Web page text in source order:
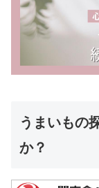
うまいもの
か？